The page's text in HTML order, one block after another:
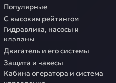
Популярные
С высоким рейтингом
Гидравлика, насосы и
клапаны
Двигатель и его системы
Защита и навесы
Кабина оператора и система